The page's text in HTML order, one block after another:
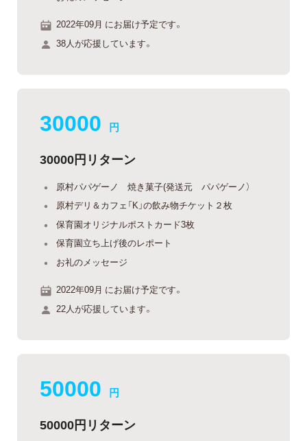
2022年09月 にお届け予定です。
38人が応援しています。
30000 円
30000円リターン
原村パパゲーノ 焼き菓子(発送元 パパゲーノ）
原村デリ＆カフェ「K」の飲み物チケット２枚
保育園オリジナルポストカード3枚
保育園立ち上げ後のレポート
お礼のメッセージ
2022年09月 にお届け予定です。
22人が応援しています。
50000 円
50000円リターン